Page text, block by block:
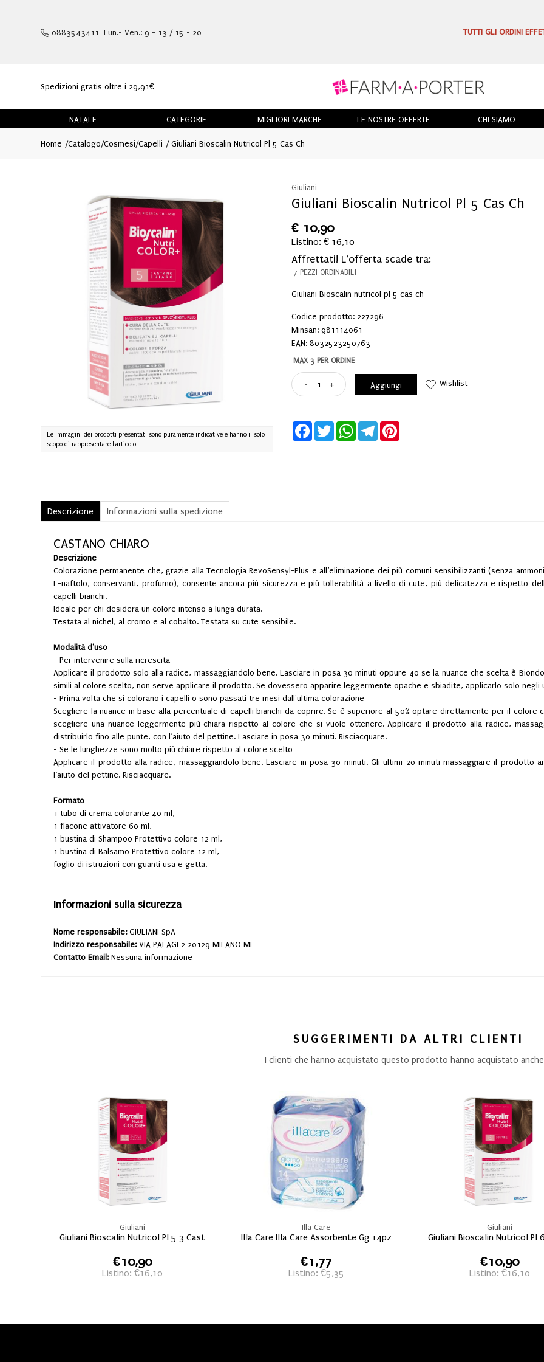
0883543411 Lun.- Ven.: 9 - 13 / 15 - 20 TUTTI GLI ORDINI
Spedizioni gratis oltre i 29,91€
NATALE CATEGORIE MIGLIORI MARCHE LE NOSTRE OFFERTE CHI SIAMO
Home Catalogo/Cosmesi/Capelli Giuliani Bioscalin Nutricol Pl 5 Cas Ch
Le immagini dei prodotti presentati sono puramente indicative e hanno il solo
scopo di rappresentare l'articolo.
Giuliani
Giuliani Bioscalin Nutricol Pl 5 Cas Ch
€ 10,90
Listino: € 16,10
Affrettati! L'offerta scade tra:
7 PEZZI ORDINABILI
Giuliani Bioscalin nutricol pl 5 cas ch
Codice prodotto: 227296
Minsan:981114061
EAN: 8032523250763
MAX 3 PER ORDINE
- + Aggiungi Wishlist
FacebookTwitter WhatsAppTelegram
Descrizione Informazioni sulla spedizione
CASTANO CHIARO
Descrizione
Colorazione permanente che, grazie alla Tecnologia RevoSensyl-Plus e all’eliminazione dei più comuni sensibilizzanti (senza
L-naftolo, conservanti, profumo), consente ancora più sicurezza e più tollerabilità a livello di cute, più delicatezza e rispetto
capelli bianchi.
Ideale per chi desidera un colore intenso a lunga durata.
Testata al nichel, al cromo e al cobalto. Testata su cute sensibile.
Modalità d'uso
- Per intervenire sulla ricrescita
Applicare il prodotto solo alla radice, massaggiandolo bene. Lasciare in posa 30 minuti oppure 40 se la nuance che scelta è
simili al colore scelto, non serve applicare il prodotto. Se dovessero apparire leggermente opache e sbiadite, applicarlo solo negli
- Prima volta che si colorano i capelli o sono passati tre mesi dall'ultima colorazione
Scegliere la nuance in base alla percentuale di capelli bianchi da coprire. Se è superiore al 50% optare direttamente per il colore
scegliere una nuance leggermente più chiara rispetto al colore che si vuole ottenere. Applicare il prodotto alla radice,
distribuirlo fino alle punte, con l’aiuto del pettine. Lasciare in posa 30 minuti. Risciacquare.
- Se le lunghezze sono molto più chiare rispetto al colore scelto
Applicare il prodotto alla radice, massaggiandolo bene. Lasciare in posa 30 minuti. Gli ultimi 20 minuti massaggiare il prodotto
l’aiuto del pettine. Risciacquare.
Formato
1 tubo di crema colorante 40 ml,
1 flacone attivatore 60 ml,
1 bustina di Shampoo Protettivo colore 12 ml,
1 bustina di Balsamo Protettivo colore 12 ml,
foglio di istruzioni con guanti usa e getta.
Informazioni sulla sicurezza
Nome responsabile: GIULIANI SpA
Indirizzo responsabile: VIA PALAGI 2 20129 MILANO MI
Contatto Email: Nessuna informazione
SUGGERIMENTI DA ALTRI CLIENTI
I clienti che hanno acquistato questo prodotto hanno acquistato
Giuliani
Giuliani Bioscalin Nutricol Pl 5 3 Cast
€10,90
Listino: €16,10
Illa Care
Illa Care Illa Care Assorbente Gg 14pz
€1,77
Listino: €5,35
Giuliani
Giuliani Bioscalin Nutricol Pl
€10,90
Listino: €16,10